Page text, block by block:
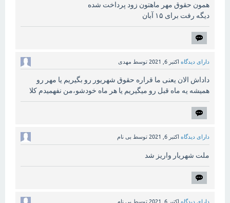
همون حقوق مهر ماهتون زود پرداخت شده
دیگه رفت برای ۱۵ آبان
دارای دیدگاه اکتبر 6, 2021 توسط مهدی
داداش الان یعنی ما قراره حقوق شهریور رو بگیریم یا مهر رو
همیشه یه ماه قبل رو میگیریم یا هر ماه خودشو،من نفهمیدم کلا
دارای دیدگاه اکتبر 6, 2021 توسط بی نام
ملت شهریار واریز شد
دارای دیدگاه اکتبر 6, 2021 توسط بی نام